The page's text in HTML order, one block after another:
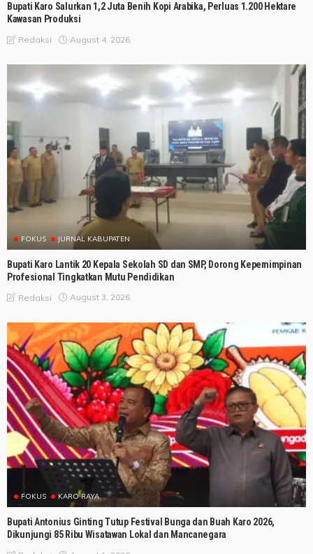
Bupati Karo Salurkan 1,2 Juta Benih Kopi Arabika, Perluas 1.200 Hektare
Kawasan Produksi
Redaksi August 4, 2026
FOKUS JURNAL KABUPATEN
Bupati Karo Lantik 20 Kepala Sekolah SD dan SMP, Dorong Kepemimpinan
Profesional Tingkatkan Mutu Pendidikan
Redaksi August 3, 2026
FOKUS KARO RAYA
Bupati Antonius Ginting Tutup Festival Bunga dan Buah Karo 2026,
Dikunjungi 85 Ribu Wisatawan Lokal dan Mancanegara